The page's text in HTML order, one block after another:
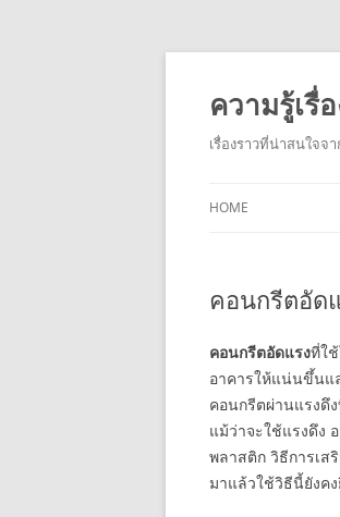
ความรู้เรื่
เรื่องราวที่น่าสนใจจ
HOME
คอนกรีตอัด
คอนกรีตอัดแรงที่ใ
อาคารให้แน่นขึ้นแ
คอนกรีตผ่านแรงดึ
แม้ว่าจะใช้แรงดึง
พลาสติก วิธีการเส
มาแล้วใช้วิธีนี้ยังค